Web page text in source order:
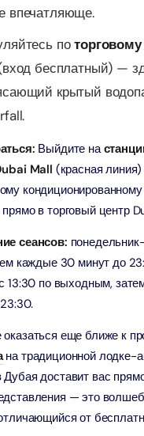
впечатляюще.
по
бесплатный) —
крытый
Выйдите на
Mall (красная
в торговый центр
сеансов:
каждые 30 минут до
13:30 по выходным,
оказаться еще ближе к
на традиционной лодке-
доставит вас
— это
от